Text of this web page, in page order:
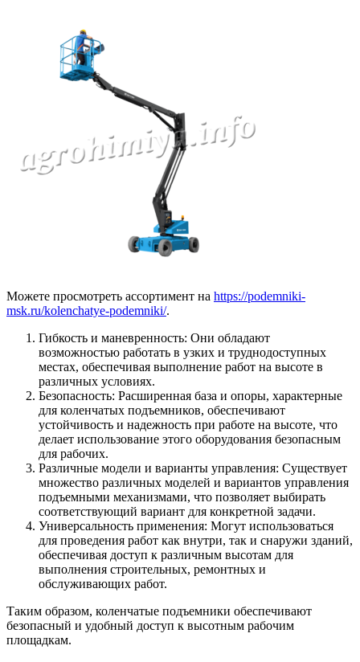
Можете просмотреть ассортимент на https://podemniki-
msk.ru/kolenchatye-podemniki/.
Гибкость и маневренность: Они обладают
возможностью работать в узких и труднодоступных
местах, обеспечивая выполнение работ на высоте в
различных условиях.
Безопасность: Расширенная база и опоры, характерные
для коленчатых подъемников, обеспечивают
устойчивость и надежность при работе на высоте, что
делает использование этого оборудования безопасным
для рабочих.
Различные модели и варианты управления: Существует
множество различных моделей и вариантов управления
подъемными механизмами, что позволяет выбирать
соответствующий вариант для конкретной задачи.
Универсальность применения: Могут использоваться
для проведения работ как внутри, так и снаружи зданий,
обеспечивая доступ к различным высотам для
выполнения строительных, ремонтных и
обслуживающих работ.
Таким образом, коленчатые подъемники обеспечивают
безопасный и удобный доступ к высотным рабочим
площадкам.